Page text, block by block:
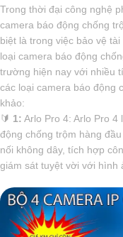
Trong thời đại công nghệ
camera báo động chống
biệt là trong việc bảo vệ
loại camera báo động
trường hiện nay với nhiều
các loại camera báo động
khảo:
🔰 1: Arlo Pro 4: Arlo Pro
động chống trộm hàng
nối không dây, tích hợp
giám sát tuyệt vời với hình